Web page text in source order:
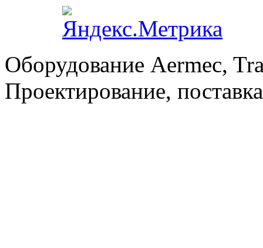
Оборудование Aermec,
Проектирование,